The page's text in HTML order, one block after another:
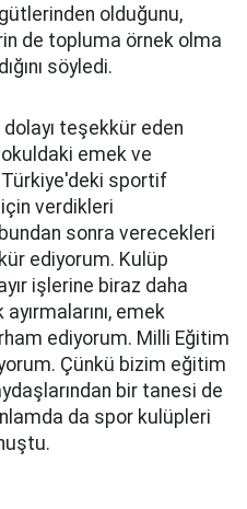
olduğunu,
de topluma örnek olma
söyledi.
teşekkür eden
emek ve
Türkiye'deki sportif
verdikleri
sonra verecekleri
ediyorum. Kulüp
işlerine biraz daha
emek
ediyorum. Milli Eğitim
Çünkü bizim eğitim
bir tanesi de
da spor kulüpleri